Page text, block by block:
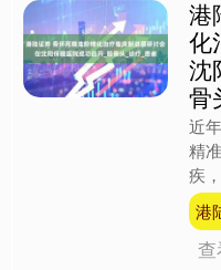
港
化
沈
骨
近
精
疾
革
股
港
查